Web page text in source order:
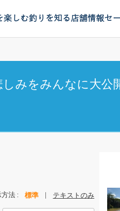
楽しむ釣りを知る店舗情報セ
みをみんなに大公
方法 標準 テキストのみ